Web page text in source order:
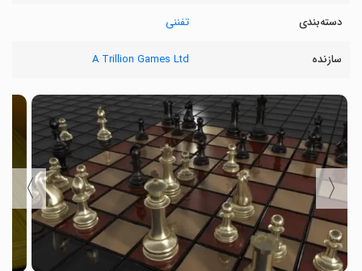
دسته‌بندی تفننی
سازنده A Trillion Games Ltd
〈
〉